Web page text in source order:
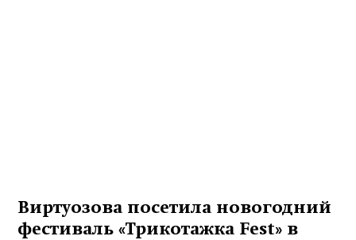
Виртуозова посетила новогодний
фестиваль «Трикотажка Fest» в